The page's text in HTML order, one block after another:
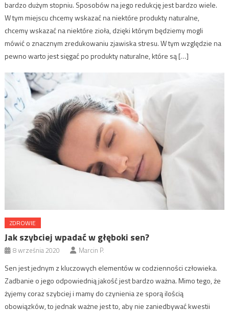
bardzo dużym stopniu. Sposobów na jego redukcję jest bardzo wiele.
W tym miejscu chcemy wskazać na niektóre produkty naturalne,
chcemy wskazać na niektóre zioła, dzięki którym będziemy mogli
mówić o znacznym zredukowaniu zjawiska stresu. W tym względzie na
pewno warto jest sięgać po produkty naturalne, które są […]
ZDROWIE
Jak szybciej wpadać w głęboki sen?
8 września 2020 Marcin P.
Sen jest jednym z kluczowych elementów w codzienności człowieka.
Zadbanie o jego odpowiednią jakość jest bardzo ważna. Mimo tego, że
żyjemy coraz szybciej i mamy do czynienia ze sporą ilością
obowiązków, to jednak ważne jest to, aby nie zaniedbywać kwestii